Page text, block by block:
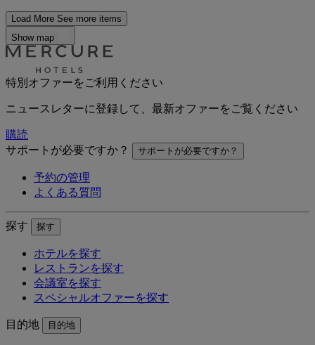
Load More See more items
Show map
特別オファーをご利用ください
ニュースレターに登録して、最新オファーをご覧ください
購読
サポートが必要ですか？
サポートが必要ですか？
予約の管理
よくある質問
探す 探す
ホテルを探す
レストランを探す
会議室を探す
スペシャルオファーを探す
目的地 目的地